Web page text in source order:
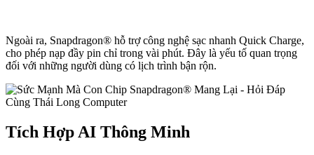
Ngoài ra, Snapdragon® hỗ trợ công nghệ sạc nhanh Quick Charge,
cho phép nạp đầy pin chỉ trong vài phút. Đây là yếu tố quan trọng
đối với những người dùng có lịch trình bận rộn.
Tích Hợp AI Thông Minh